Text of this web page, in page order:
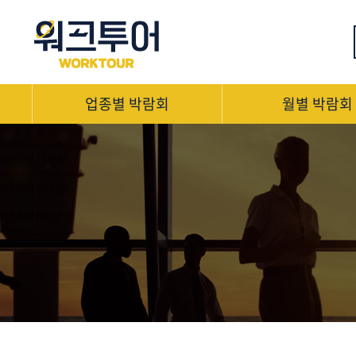
업종별 박람회 월별 박람회